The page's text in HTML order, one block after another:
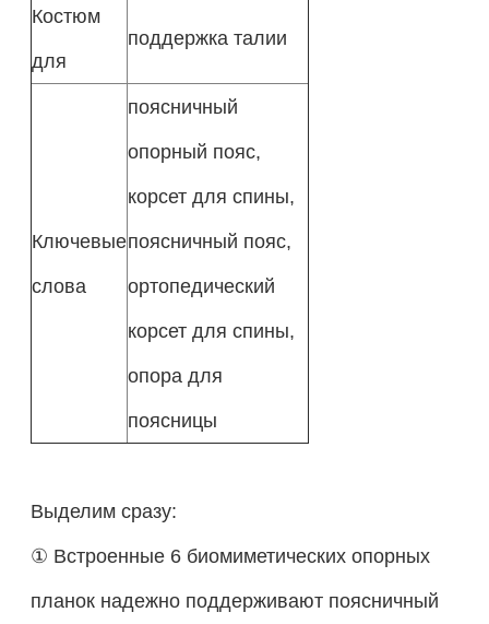
Костюм
для
поддержка талии
Ключевые
слова
поясничный
опорный пояс,
корсет для спины,
поясничный пояс,
ортопедический
корсет для спины,
опора для
поясницы
Выделим сразу:
① Встроенные 6 биомиметических опорных
планок надежно поддерживают поясничный